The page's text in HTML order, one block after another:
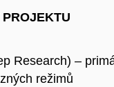
Research) –
režimů